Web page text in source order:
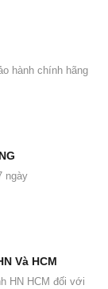
hành chính hãng
ngày
Và HCM
HN HCM đối với